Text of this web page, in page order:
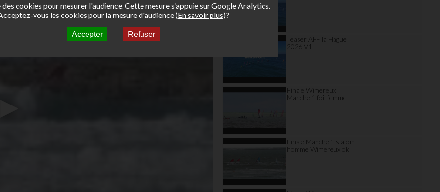
Teaser AFF la Hague
2026 V1
Finale Wimereux
Manche 1 foil femme
Finale Manche 1 slalom
homme Wimereux ok
cookies pour mesurer l'audience. Cette mesure s'appuie sur Google Analytics.
vous les cookies pour la mesure d'audience (En savoir plus)?
Accepter Refuser